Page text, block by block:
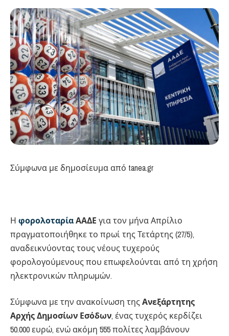
Σύμφωνα με δημοσίευμα από tanea.gr
Η φορολοταρίαΑΑΔΕ για τον μήνα Απρίλιο
πραγματοποιήθηκε το πρωί της Τετάρτης (27/5),
αναδεικνύοντας τους νέους τυχερούς
φορολογούμενους που επωφελούνται από τη χρήση
ηλεκτρονικών πληρωμών.
Σύμφωνα με την ανακοίνωση τηςΑνεξάρτητης
Αρχής Δημοσίων Εσόδων, ένας τυχερός κερδίζει
50.000 ευρώ, ενώ ακόμη 555 πολίτες λαμβάνουν